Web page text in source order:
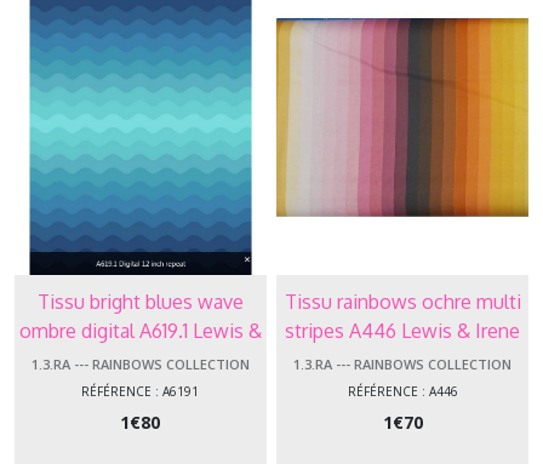
Tissu bright blues wave
ombre digital A619.1 Lewis &
Irene
1.3.RA --- RAINBOWS COLLECTION
RÉFÉRENCE : A6191
1€80
Tissu rainbows ochre multi
stripes A446 Lewis & Irene
1.3.RA --- RAINBOWS COLLECTION
RÉFÉRENCE : A446
1€70